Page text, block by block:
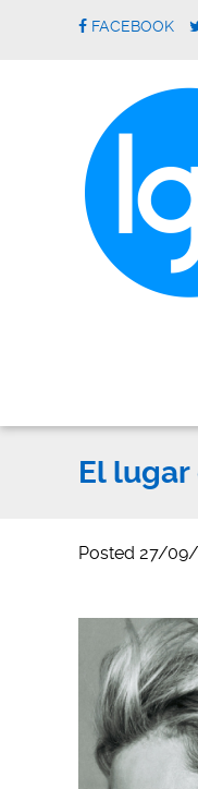
FACEBOOK
El
Posted 27/